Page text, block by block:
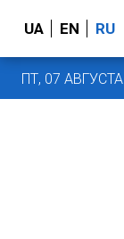
UA EN RU
ПТ, 07 АВГУСТА